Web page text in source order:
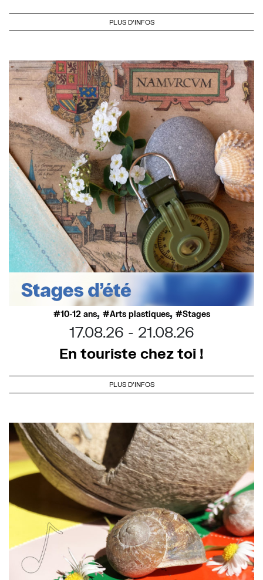
PLUS D'INFOS
10-12 ans, Arts plastiques, Stages
17.08.26
21.08.26
En touriste chez toi !
PLUS D'INFOS